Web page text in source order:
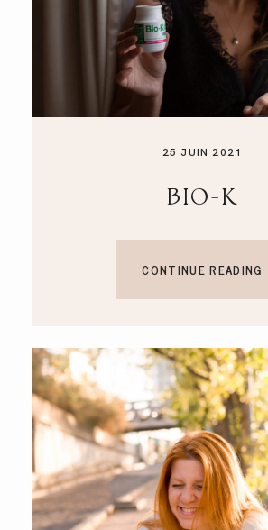
25 JUIN 2021
BIO-K
CONTINUE READING